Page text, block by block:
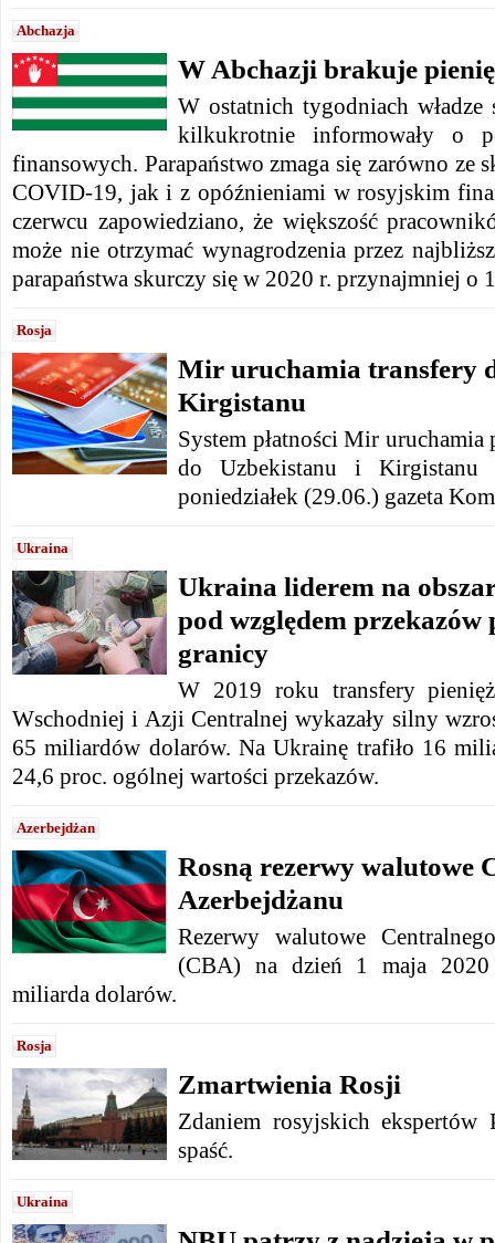
Abchazja
W Abchazji brakuje
W ostatnich tygodniach władze
kilkukrotnie informowały o
finansowych. Parapaństwo zmaga się zarówno ze
COVID-19, jak i z opóźnieniami w rosyjskim
czerwcu zapowiedziano, że większość
może nie otrzymać wynagrodzenia przez
parapaństwa skurczy się w 2020 r. przynajmniej o
Rosja
Mir uruchamia transfery
Kirgistanu
System płatności Mir uruchamia
do Uzbekistanu i
poniedziałek (29.06.) gazeta
Ukraina
Ukraina liderem na
pod względem przekazów
granicy
W 2019 roku transfery
Wschodniej i Azji Centralnej wykazały silny
65 miliardów dolarów. Na Ukrainę trafiło 16
24,6 proc. ogólnej wartości przekazów.
Azerbejdżan
Rosną rezerwy walutowe
Azerbejdżanu
Rezerwy walutowe
(CBA) na dzień 1 maja
miliarda dolarów.
Rosja
Zmartwienia Rosji
Zdaniem rosyjskich
spaść.
Ukraina